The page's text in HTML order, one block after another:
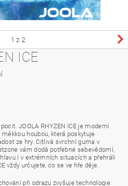
1 z 2
ICE
JOOLA RHYZEN ICE je moderní
houbou, která poskytuje
ze hry. Citlivá svrchní guma v
vám dodá potřebné sebevědomí,
i v extrémních situacích a přehráli
vždy určujete, co se ve hře děje.
při odrazu zvyšuje technologie